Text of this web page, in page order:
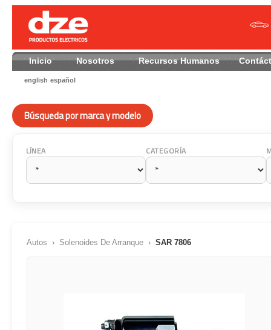
Inicio Nosotros Recursos Humanos
english español
Búsqueda por marca y modelo
LÍNEA CATEGORÍA
Autos › Solenoides De Arranque› SAR 7806